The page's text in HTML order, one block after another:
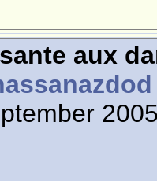
aux